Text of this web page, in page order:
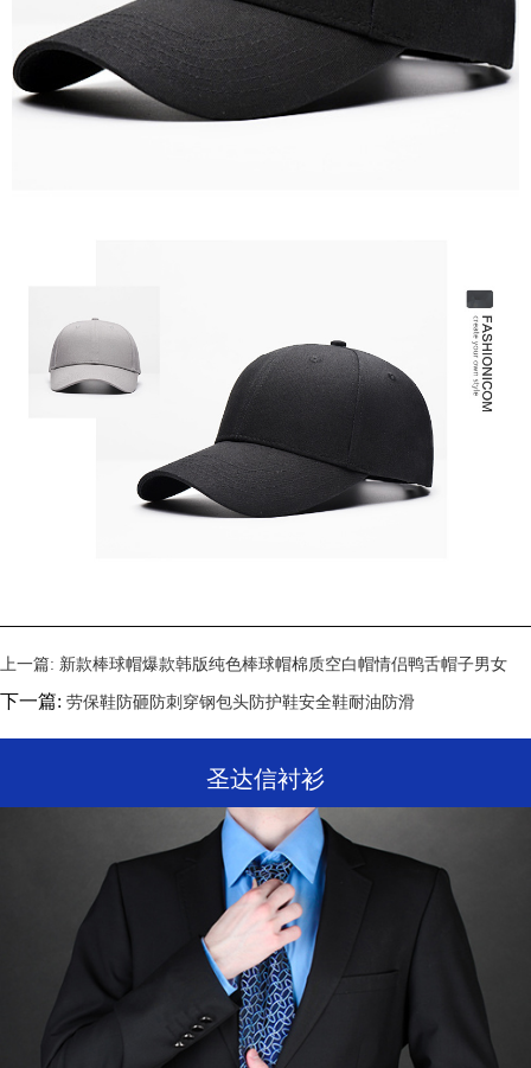
上一篇: 新款棒球帽爆款韩版纯色棒球帽棉质空白帽情侣鸭舌帽子男女
下一篇: 劳保鞋防砸防刺穿钢包头防护鞋安全鞋耐油防滑
圣达信衬衫